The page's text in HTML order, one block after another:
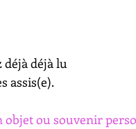
déjà déjà lu
assis(e).
objet ou souvenir